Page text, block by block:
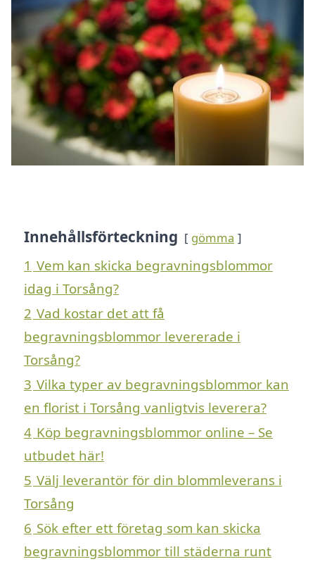
Innehållsförteckning gömma
1 Vem kan skicka begravningsblommor
idag i Torsång?
2 Vad kostar det att få
begravningsblommor levererade i
Torsång?
3 Vilka typer av begravningsblommor kan
en florist i Torsång vanligtvis leverera?
4 Köp begravningsblommor online – Se
utbudet här!
5 Välj leverantör för din blommleverans i
Torsång
6 Sök efter ett företag som kan skicka
begravningsblommor till städerna runt